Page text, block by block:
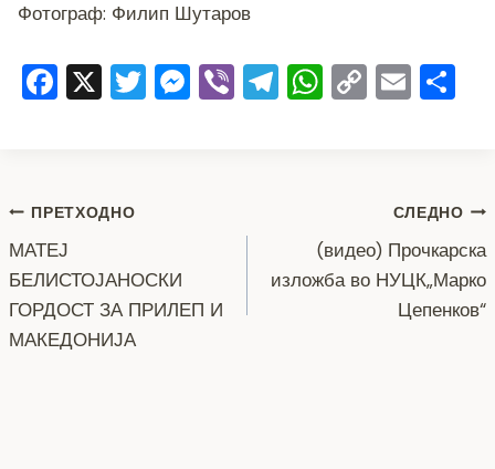
Фотограф: Филип Шутаров
F
b
o
o
k
X T M
er
Vi T W
p
p
C
n
k
E
Навигација
на
напис
ПРЕТХОДНО
МАТЕЈ
БЕЛИСТОЈАНОСКИ
ГОРДОСТ ЗА ПРИЛЕП И
МАКЕДОНИЈА
СЛЕДНО
(видео) Прочкарска
изложба во НУЦК„Марко
Цепенков“